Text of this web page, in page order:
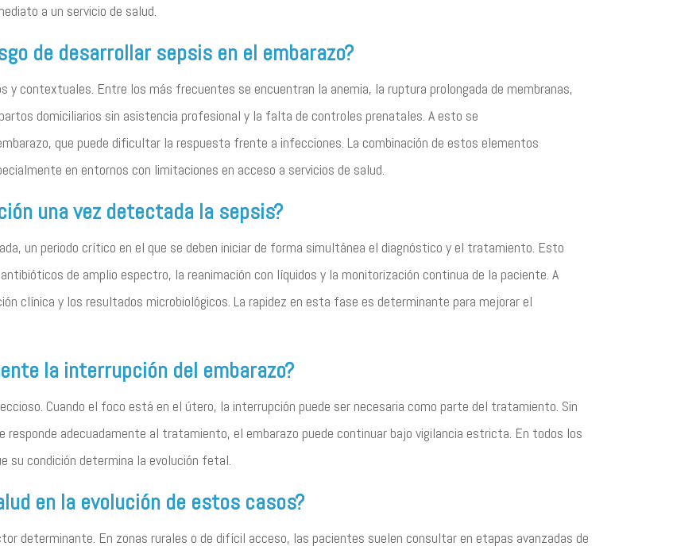
a un servicio de salud.
de desarrollar sepsis en el embarazo?
y contextuales. Entre los más frecuentes se encuentran la anemia, la ruptura prolongada de membranas,
domiciliarios sin asistencia profesional y la falta de controles prenatales. A esto se
que puede dificultar la respuesta frente a infecciones. La combinación de estos elementos
en entornos con limitaciones en acceso a servicios de salud.
una vez detectada la sepsis?
un periodo crítico en el que se deben iniciar de forma simultánea el diagnóstico y el tratamiento. Esto
de amplio espectro, la reanimación con líquidos y la monitorización continua de la paciente. A
clínica y los resultados microbiológicos. La rapidez en esta fase es determinante para mejorar el
la interrupción del embarazo?
Cuando el foco está en el útero, la interrupción puede ser necesaria como parte del tratamiento. Sin
responde adecuadamente al tratamiento, el embarazo puede continuar bajo vigilancia estricta. En todos los
su condición determina la evolución fetal.
en la evolución de estos casos?
determinante. En zonas rurales o de difícil acceso, las pacientes suelen consultar en etapas avanzadas de